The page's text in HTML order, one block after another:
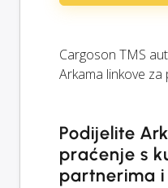
Cargoson TMS
Arkama linkove za
Podijelite
praćenje s
partnerima